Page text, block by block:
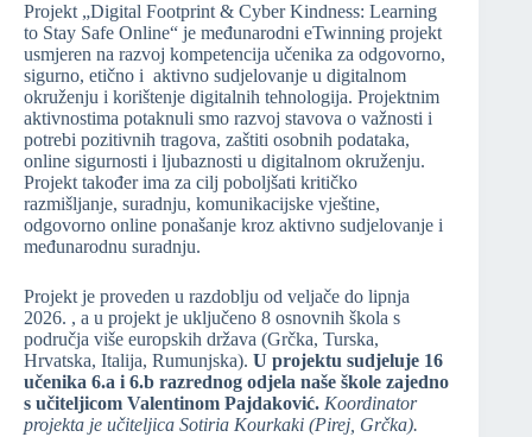
Projekt „Digital Footprint & Cyber Kindness: Learning
to Stay Safe Online“ je međunarodni eTwinning projekt
usmjeren na razvoj kompetencija učenika za odgovorno,
sigurno, etično i aktivno sudjelovanje u digitalnom
okruženju i korištenje digitalnih tehnologija. Projektnim
aktivnostima potaknuli smo razvoj stavova o važnosti i
potrebi pozitivnih tragova, zaštiti osobnih podataka,
online sigurnosti i ljubaznosti u digitalnom okruženju.
Projekt također ima za cilj poboljšati kritičko
razmišljanje, suradnju, komunikacijske vještine,
odgovorno online ponašanje kroz aktivno sudjelovanje i
međunarodnu suradnju.
Projekt je proveden u razdoblju od veljače do lipnja
2026. , a u projekt je uključeno 8 osnovnih škola s
područja više europskih država (Grčka, Turska,
Hrvatska, Italija, Rumunjska). U projektu sudjeluje 16
učenika 6.a i 6.b razrednog odjela naše škole zajedno
s učiteljicom Valentinom Pajdaković. Koordinator
projekta je učiteljica Sotiria Kourkaki (Pirej, Grčka).